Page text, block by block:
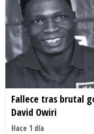
Fallece tras brutal
David Owiri
Hace 1 día